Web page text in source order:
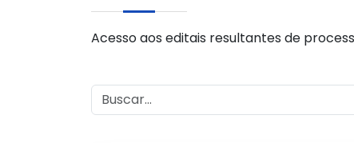
Acesso aos editais resultantes de